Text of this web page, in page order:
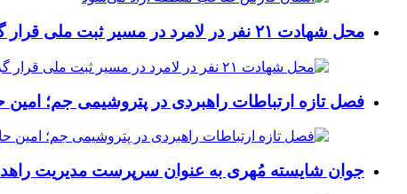
محل شهادت ۲۱ نفر در لامرد در مسیر ثبت ملی قرار گرفت
فصل تازه ارتباطات راهبردی در پتروشیمی جم؛
جوان شایسته مُهری به عنوان سرپرست مدیریت